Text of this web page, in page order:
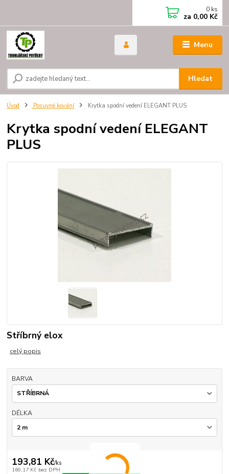
Menu
Hledat
0 ks
za 0,00 Kč
Úvod Posuvné kování Krytka spodní vedení ELEGANT PLUS
Krytka spodní vedení ELEGANT
PLUS
Stříbrný elox
celý popis
BARVA
DÉLKA
193,81 Kč/ks
160,17 Kč bez DPH